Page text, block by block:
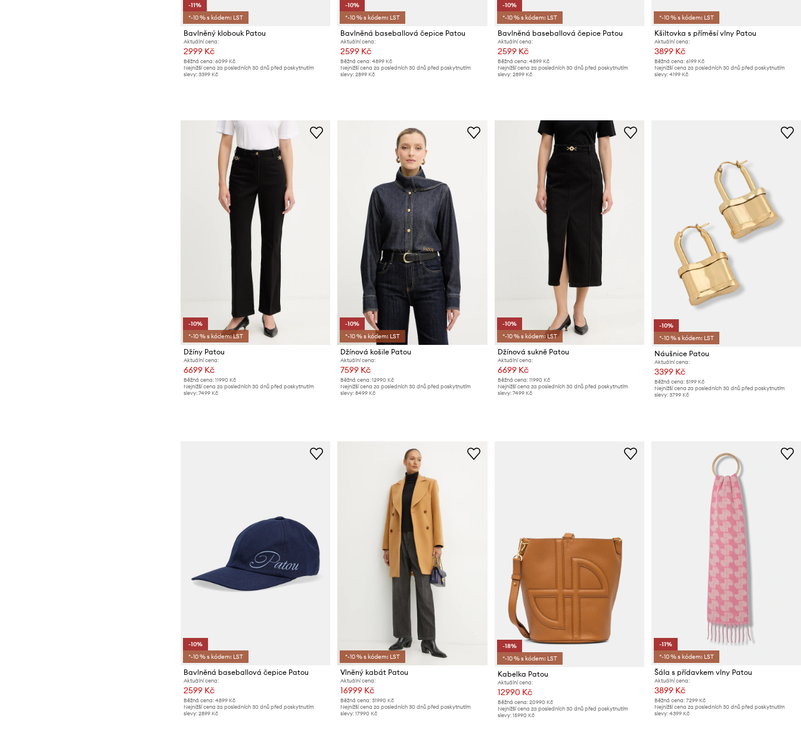
-11%
*-10 % s kódem: LST
Bavlněný klobouk Patou
Aktuální cena:
2999 Kč
Běžná cena: 6099 Kč
Nejnižší cena za posledních 30 dnů před poskytnutím
slevy: 3399 Kč
-10%
*-10 % s kódem: LST
Bavlněná baseballová čepice Patou
Aktuální cena:
2599 Kč
Běžná cena: 4899 Kč
Nejnižší cena za posledních 30 dnů před poskytnutím
slevy: 2899 Kč
-10%
*-10 % s kódem: LST
Bavlněná baseballová čepice Patou
Aktuální cena:
2599 Kč
Běžná cena: 4899 Kč
Nejnižší cena za posledních 30 dnů před poskytnutím
slevy: 2899 Kč
*-10 % s kódem: LST
Kšiltovka s příměsí vlny Patou
Aktuální cena:
3899 Kč
Běžná cena: 6199 Kč
Nejnižší cena za posledních 30 dnů před poskytnutím
slevy: 4199 Kč
-10%
*-10 % s kódem: LST
Džíny Patou
Aktuální cena:
6699 Kč
Běžná cena: 11990 Kč
Nejnižší cena za posledních 30 dnů před poskytnutím
slevy: 7499 Kč
-10%
*-10 % s kódem: LST
Džínová košile Patou
Aktuální cena:
7599 Kč
Běžná cena: 12990 Kč
Nejnižší cena za posledních 30 dnů před poskytnutím
slevy: 8499 Kč
-10%
*-10 % s kódem: LST
Džínová sukně Patou
Aktuální cena:
6699 Kč
Běžná cena: 11990 Kč
Nejnižší cena za posledních 30 dnů před poskytnutím
slevy: 7499 Kč
-10%
*-10 % s kódem: LST
Náušnice Patou
Aktuální cena:
3399 Kč
Běžná cena: 5199 Kč
Nejnižší cena za posledních 30 dnů před poskytnutím
slevy: 3799 Kč
-10%
*-10 % s kódem: LST
Bavlněná baseballová čepice Patou
Aktuální cena:
2599 Kč
Běžná cena: 4899 Kč
Nejnižší cena za posledních 30 dnů před poskytnutím
slevy: 2899 Kč
*-10 % s kódem: LST
Vlněný kabát Patou
Aktuální cena:
16999 Kč
Běžná cena: 31990 Kč
Nejnižší cena za posledních 30 dnů před poskytnutím
slevy: 17990 Kč
-18%
*-10 % s kódem: LST
Kabelka Patou
Aktuální cena:
12990 Kč
Běžná cena: 20990 Kč
Nejnižší cena za posledních 30 dnů před poskytnutím
slevy: 15990 Kč
-11%
*-10 % s kódem: LST
Šála s přídavkem vlny Patou
Aktuální cena:
3899 Kč
Běžná cena: 7299 Kč
Nejnižší cena za posledních 30 dnů před poskytnutím
slevy: 4399 Kč